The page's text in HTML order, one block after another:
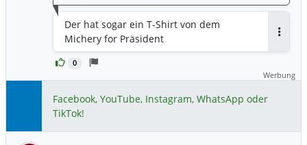
0
Der hat sogar ein T-Shirt von dem
Michery for Präsident
Werbung
Facebook, YouTube, Instagram, WhatsApp oder
TikTok!